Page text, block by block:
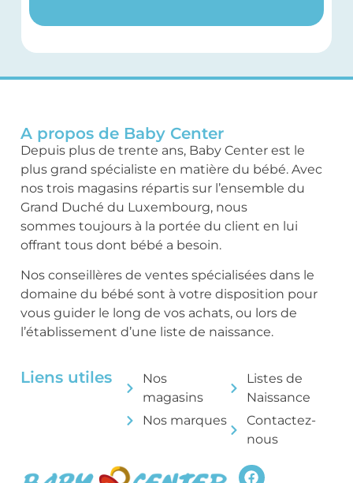
A propos de Baby Center
Depuis plus de trente ans, Baby Center est le
plus grand spécialiste en matière du bébé. Avec
nos trois magasins répartis sur l’ensemble du
Grand Duché du Luxembourg, nous
sommes toujours à la portée du client en lui
offrant tous dont bébé a besoin.
Nos conseillères de ventes spécialisées dans le
domaine du bébé sont à votre disposition pour
vous guider le long de vos achats, ou lors de
l’établissement d’une liste de naissance.
Liens utiles
Nos
magasins
Nos marques
Listes de
Naissance
Contactez-
nous